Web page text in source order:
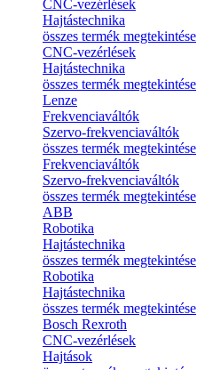
CNC-vezérlések
Hajtástechnika
összes termék megtekintése
CNC-vezérlések
Hajtástechnika
összes termék megtekintése
Lenze
Frekvenciaváltók
Szervo-frekvenciaváltók
összes termék megtekintése
Frekvenciaváltók
Szervo-frekvenciaváltók
összes termék megtekintése
ABB
Robotika
Hajtástechnika
összes termék megtekintése
Robotika
Hajtástechnika
összes termék megtekintése
Bosch Rexroth
CNC-vezérlések
Hajtások